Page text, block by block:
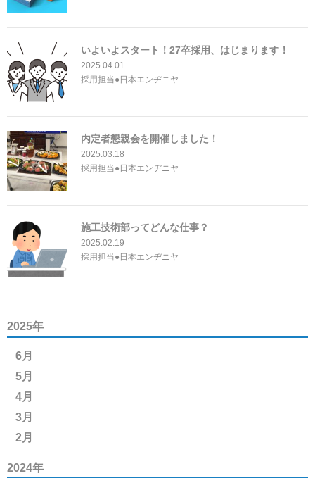
いよいよスタート！27卒採用、はじまります！
2025.04.01
採用担当●日本エンヂニヤ
内定者懇親会を開催しました！
2025.03.18
採用担当●日本エンヂニヤ
施工技術部ってどんな仕事？
2025.02.19
採用担当●日本エンヂニヤ
2025年
6月
5月
4月
3月
2月
2024年